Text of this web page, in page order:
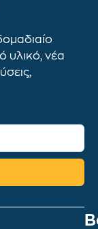
υλικό, νέα